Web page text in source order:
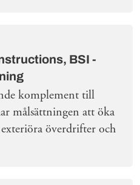
BSI -
komplement till
målsättningen att öka
överdrifter och